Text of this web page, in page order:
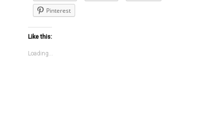
Pinterest
Like this:
Loading...